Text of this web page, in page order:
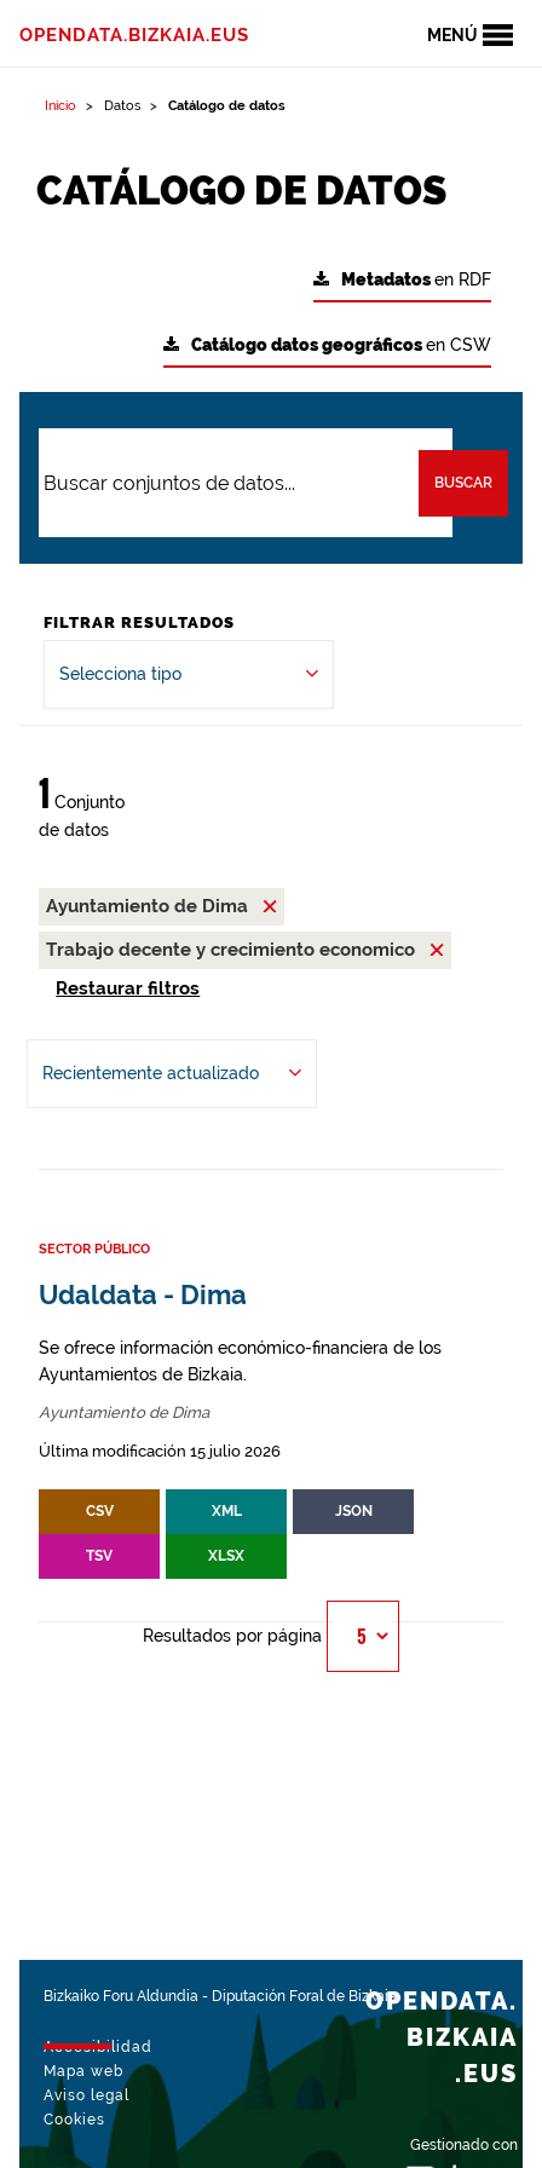
MENÚ
OPENDATA.BIZKAIA.EUS
Inicio Datos Catálogo de datos
CATÁLOGO DE DATOS
Metadatosen RDF
Catálogo datos geográficosen CSW
BUSCAR
FILTRAR RESULTADOS
Selecciona tipo
1 Conjunto
de datos
Ayuntamiento de Dima
Trabajo decente y crecimiento economico
Restaurar filtros
Recientemente actualizado
SECTOR PÚBLICO
Udaldata - Dima
Se ofrece información económico-financiera de los
Ayuntamientos de Bizkaia.
Ayuntamiento de Dima
Última modificación 15 julio 2026
CSV XML JSON
TSV XLSX
Resultados por página
Bizkaiko Foru Aldundia - Diputación Foral de Bizkaia
Accesibilidad
Mapa web
Aviso legal
Cookies
Gestionado con
OPENDATA.
BIZKAIA
.EUS